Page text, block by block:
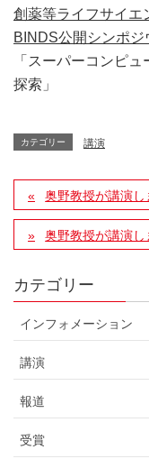
創薬等ライフサイエ
BINDS公開シンポジ
「スーパーコンピ
探索」
カテゴリー 講演
奥野教授が講演し
奥野教授が講演し
カテゴリー
インフォメーション
講演
報道
受賞